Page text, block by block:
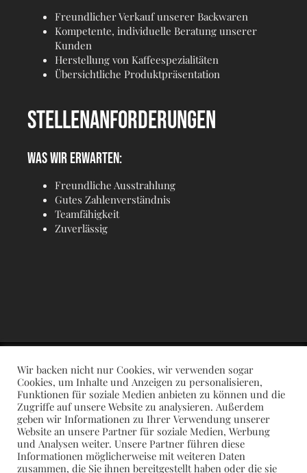
Freundlicher Verkauf unserer Backwaren
Kompetente, individuelle Beratung unserer
Kunden
Herstellung von Kaffeespezialitäten
Übersichtliche Produktpräsentation
STELLENANFORDERUNGEN
WAS WIR ERWARTEN:
Freundliche Ausstrahlung
Gutes Zahlenverständnis
Teamfähigkeit
Zuverlässig
IMPRESSUM Datenschutzerklärung „get2go“-App
Wir backen nicht nur Cookies, wir verwenden sogar
Cookies, um Inhalte und Anzeigen zu personalisieren,
Funktionen für soziale Medien anbieten zu können und die
Zugriffe auf unsere Website zu analysieren. Außerdem
geben wir Informationen zu Ihrer Verwendung unserer
Website an unsere Partner für soziale Medien, Werbung
und Analysen weiter. Unsere Partner führen diese
Informationen möglicherweise mit weiteren Daten
zusammen, die Sie ihnen bereitgestellt haben oder die sie